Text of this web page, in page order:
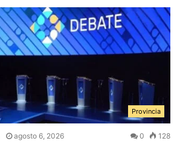
Provincia
agosto 6, 2026 0 128